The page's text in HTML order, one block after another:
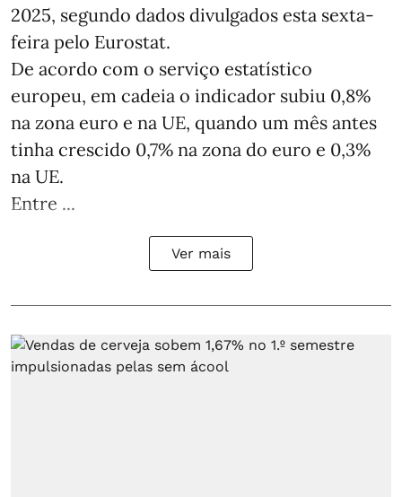
2025, segundo dados divulgados esta sexta-
feira pelo Eurostat.
De acordo com o serviço estatístico
europeu, em cadeia o indicador subiu 0,8%
na zona euro e na UE, quando um mês antes
tinha crescido 0,7% na zona do euro e 0,3%
na UE.
Entre ...
Ver mais